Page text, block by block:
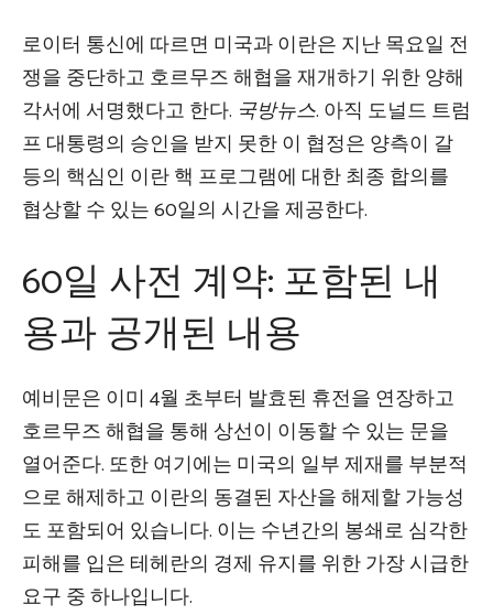
로이터 통신에 따르면 미국과 이란은 지난 목요일 전
쟁을 중단하고 호르무즈 해협을 재개하기 위한 양해
각서에 서명했다고 한다. 국방뉴스. 아직 도널드 트럼
프 대통령의 승인을 받지 못한 이 협정은 양측이 갈
등의 핵심인 이란 핵 프로그램에 대한 최종 합의를
협상할 수 있는 60일의 시간을 제공한다.
60일 사전 계약: 포함된 내
용과 공개된 내용
예비문은 이미 4월 초부터 발효된 휴전을 연장하고
호르무즈 해협을 통해 상선이 이동할 수 있는 문을
열어준다. 또한 여기에는 미국의 일부 제재를 부분적
으로 해제하고 이란의 동결된 자산을 해제할 가능성
도 포함되어 있습니다. 이는 수년간의 봉쇄로 심각한
피해를 입은 테헤란의 경제 유지를 위한 가장 시급한
요구 중 하나입니다.